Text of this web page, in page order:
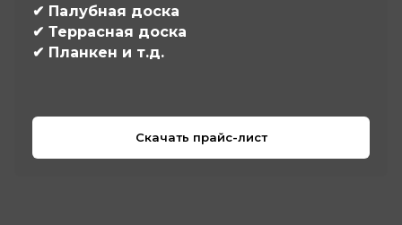
✔ Палубная доска
✔ Террасная доска
✔ Планкен и т.д.
Скачать прайс-лист